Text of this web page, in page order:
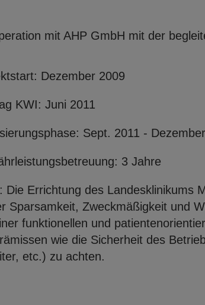
mit AHP GmbH mit der
Dezember 2009
KWI: Juni 2011
Sept. 2011 -
3 Jahre
Die Errichtung des Landesklinikums
Sparsamkeit, Zweckmäßigkeit und
funktionellen und
wie die Sicherheit des
etc.) zu achten.